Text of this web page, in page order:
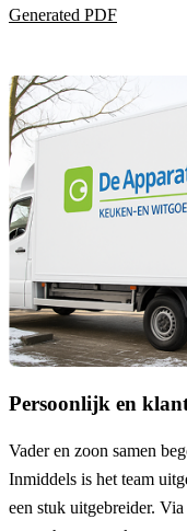
Generated PDF
Persoonlijk en
Vader en zoon samen
Inmiddels is het team
een stuk uitgebreider.